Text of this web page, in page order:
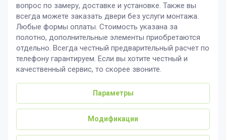
вопрос по замеру, доставке и установке. Также вы
всегда можете заказать двери без услуги монтажа.
Любые формы оплаты. Стоимость указана за
полотно, дополнительные элементы приобретаются
отдельно. Всегда честный предварительный расчет по
телефону гарантируем. Если вы хотите честный и
качественный сервис, то скорее звоните.
Параметры
Модификации